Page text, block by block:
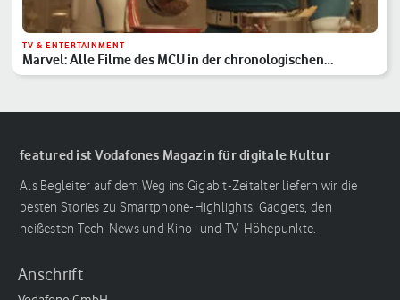
TV & ENTERTAINMENT
Marvel: Alle Filme des MCU in der chronologischen
Reihenfolge
featured ist Vodafones Magazin für digitale Kultur
Als Begleiter auf dem Weg ins Gigabit-Zeitalter liefern wir die
besten Stories zu Smartphone-Highlights, Gadgets, den
heißesten Tech-News und Kino- und TV-Höhepunkte.
Anschrift